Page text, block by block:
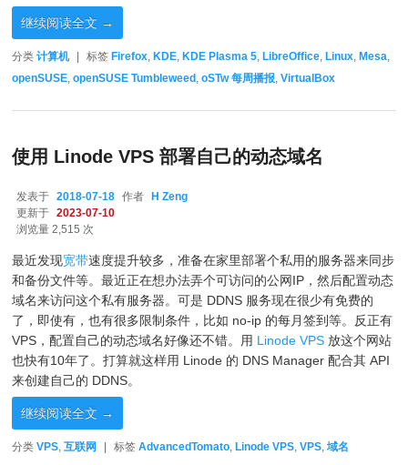
继续阅读全文 →
分类 计算机 标签 Firefox, KDE, KDE Plasma 5, LibreOffice, Linux, Mesa,
openSUSE,openSUSE Tumbleweed ,oSTw 每周播报,VirtualBox
使用 Linode VPS 部署自己的动态域名
发表于 2018-07-18 作者
H Zeng
更新于
2023-07-10
浏览量 2,515 次
最近发现宽带速度提升较多，准备在家里部署个私用的服务器来同步
和备份文件等。最近正在想办法弄个可访问的公网IP，然后配置动态
域名来访问这个私有服务器。可是 DDNS 服务现在很少有免费的
了，即使有，也有很多限制条件，比如 no-ip 的每月签到等。反正有
VPS，配置自己的动态域名好像还不错。用 Linode VPS 放这个网站
也快有10年了。打算就这样用 Linode 的 DNS Manager 配合其 API
来创建自己的 DDNS。
继续阅读全文 →
分类 VPS,互联网 | 标签 AdvancedTomato,Linode VPS,VPS,域名